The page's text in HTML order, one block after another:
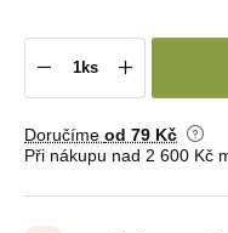
Doručíme od 79 Kč
Při nákupu nad 2 600 Kč